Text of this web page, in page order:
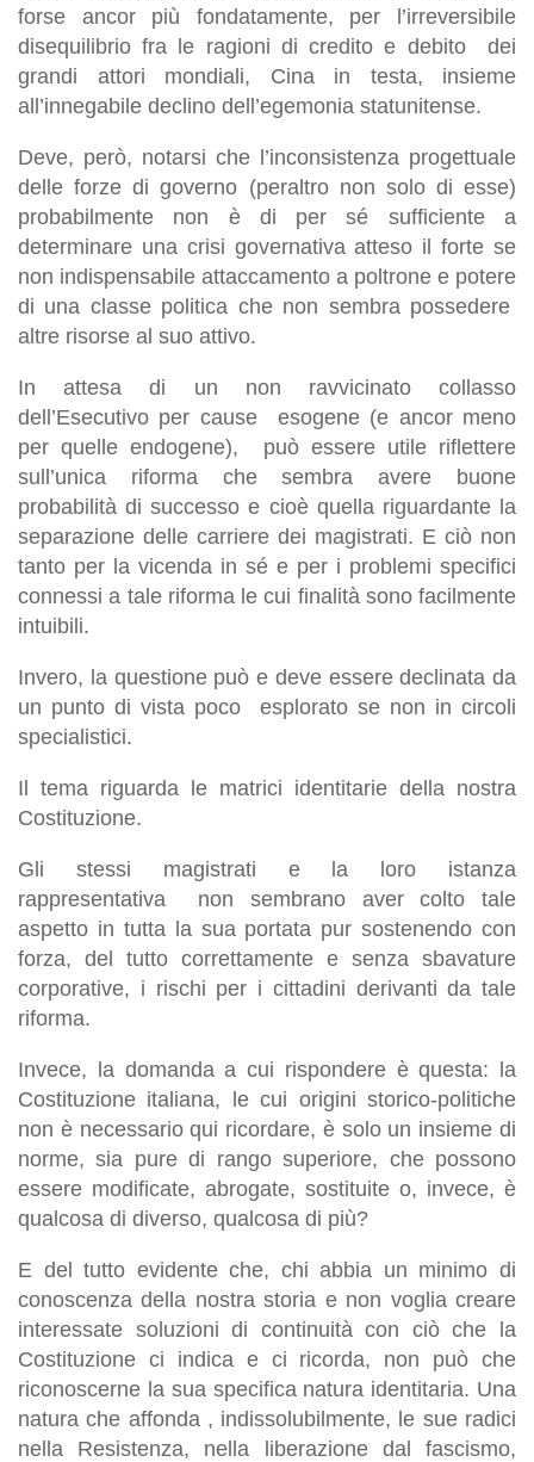
forse ancor più fondatamente, per l’irreversibile
disequilibrio fra le ragioni di credito e debito dei
grandi attori mondiali, Cina in testa, insieme
all’innegabile declino dell’egemonia statunitense.
Deve, però, notarsi che l’inconsistenza progettuale
delle forze di governo (peraltro non solo di esse)
probabilmente non è di per sé sufficiente a
determinare una crisi governativa atteso il forte se
non indispensabile attaccamento a poltrone e potere
di una classe politica che non sembra possedere
altre risorse al suo attivo.
In attesa di un non ravvicinato collasso
dell’Esecutivo per cause esogene (e ancor meno
per quelle endogene), può essere utile riflettere
sull’unica riforma che sembra avere buone
probabilità di successo e cioè quella riguardante la
separazione delle carriere dei magistrati. E ciò non
tanto per la vicenda in sé e per i problemi specifici
connessi a tale riforma le cui finalità sono facilmente
intuibili.
Invero, la questione può e deve essere declinata da
un punto di vista poco esplorato se non in circoli
specialistici.
Il tema riguarda le matrici identitarie della nostra
Costituzione.
Gli stessi magistrati e la loro istanza
rappresentativa non sembrano aver colto tale
aspetto in tutta la sua portata pur sostenendo con
forza, del tutto correttamente e senza sbavature
corporative, i rischi per i cittadini derivanti da tale
riforma.
Invece, la domanda a cui rispondere è questa: la
Costituzione italiana, le cui origini storico-politiche
non è necessario qui ricordare, è solo un insieme di
norme, sia pure di rango superiore, che possono
essere modificate, abrogate, sostituite o, invece, è
qualcosa di diverso, qualcosa di più?
E del tutto evidente che, chi abbia un minimo di
conoscenza della nostra storia e non voglia creare
interessate soluzioni di continuità con ciò che la
Costituzione ci indica e ci ricorda, non può che
riconoscerne la sua specifica natura identitaria. Una
natura che affonda , indissolubilmente, le sue radici
nella Resistenza, nella liberazione dal fascismo,